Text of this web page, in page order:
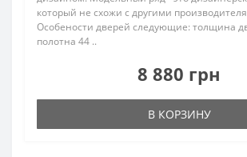
который не схожи с другими
Особености дверей следующие: толщина
полотна 44 ..
8 880 грн
В КОРЗИНУ